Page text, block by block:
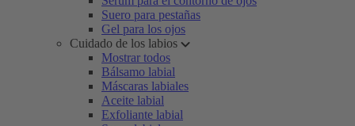
Suero para pestañas
Gel para los ojos
Cuidado de los labios
Mostrar todos
Bálsamo labial
Máscaras labiales
Aceite labial
Exfoliante labial